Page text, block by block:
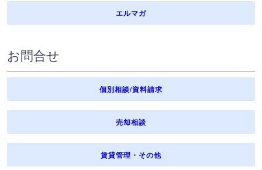
エルマガ
お問合せ
個別相談/資料請求
売却相談
賃貸管理・その他